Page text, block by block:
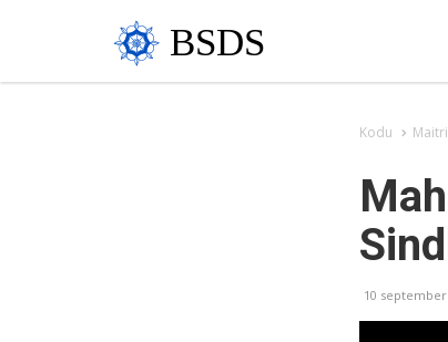
BSDS
Kodu
10